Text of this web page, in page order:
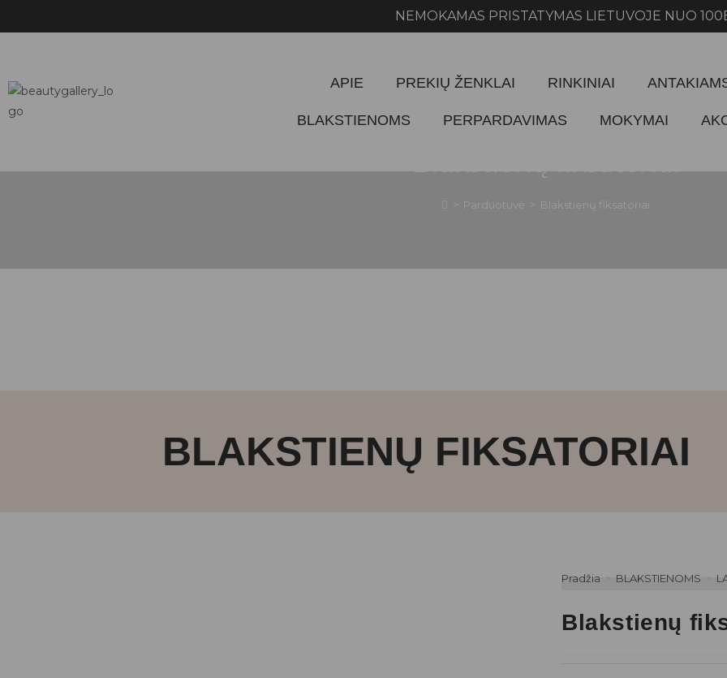
NEMOKAMAS PRISTATYMAS LIETUVOJE NUO 100EUR
APIE PREKIŲ ŽENKLAI RINKINIAI
BLAKSTIENOMS PERPARDAVIMAS MOKYMAI
Blakstienų fiksatoriai
> Parduotuvė > Blakstienų fiksatoriai
BLAKSTIENŲ FIKSATORIAI
Pradžia > BLAKSTIENOMS >
Blakstienų